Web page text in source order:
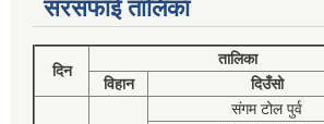
सरसफाई तालिका
दिन
तालिका
विहान
दिउँसो
संगम टोल पुर्व